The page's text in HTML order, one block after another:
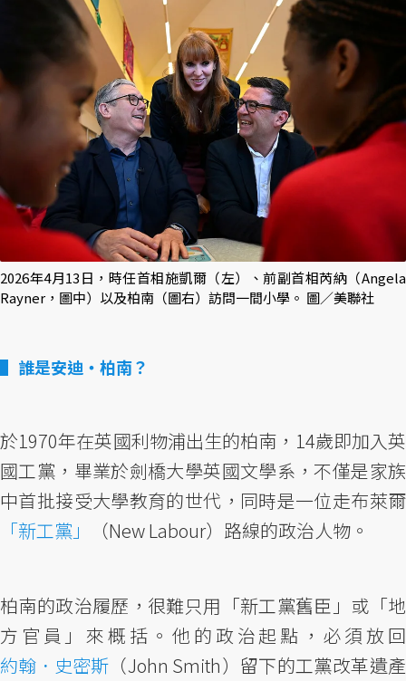
2026年4月13日，時任首相施凱爾（左）、前副首相芮納（Angela
Rayner，圖中）以及柏南（圖右）訪問一間小學。 圖／美聯社
誰是安迪・柏南？
於1970年在英國利物浦出生的柏南，14歲即加入英
國工黨，畢業於劍橋大學英國文學系，不僅是家族
中首批接受大學教育的世代，同時是一位走布萊爾
「新工黨」
（New Labour）路線的政治人物。
柏南的政治履歷，很難只用「新工黨舊臣」或「地
方官員」來概括。他的政治起點，必須放回
約翰．史密斯 （John Smith）留下的工黨改革遺產